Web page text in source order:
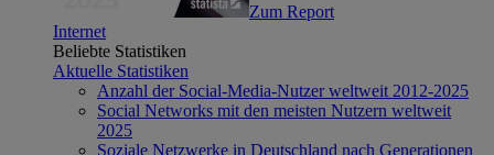
Zum Report
Internet
Beliebte Statistiken
Aktuelle Statistiken
Anzahl der Social-Media-Nutzer weltweit 2012-2025
Social Networks mit den meisten Nutzern weltweit
2025
Soziale Netzwerke in Deutschland nach Generationen